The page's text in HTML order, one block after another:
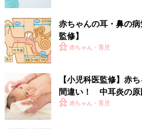
赤ちゃんの耳・鼻の
監修】
赤ちゃん・育児
【小児科医監修】赤
間違い！ 中耳炎の原
赤ちゃん・育児